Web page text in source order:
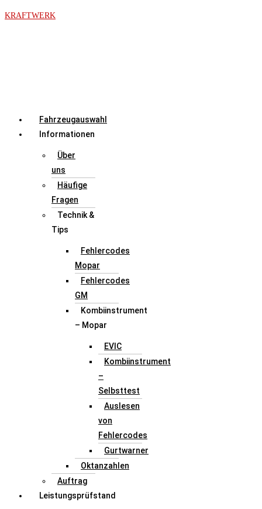
Zum
KRAFTWERK
Menü
Fahrzeugauswahl
Informationen
Über
uns
Häufige
Fragen
Technik &
Tips
Fehlercodes
Mopar
Fehlercodes
GM
Kombiinstrument
– Mopar
EVIC
Kombiinstrument
–
Selbsttest
Auslesen
von
Fehlercodes
Gurtwarner
Oktanzahlen
Auftrag
Leistungsprüfstand